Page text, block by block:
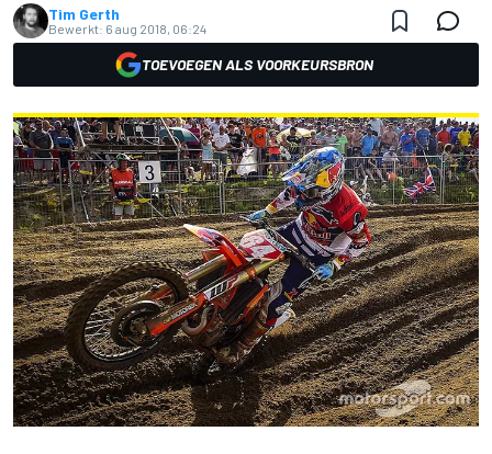
Tim Gerth
Bewerkt: 6 aug 2018, 06:24
TOEVOEGEN ALS VOORKEURSBRON